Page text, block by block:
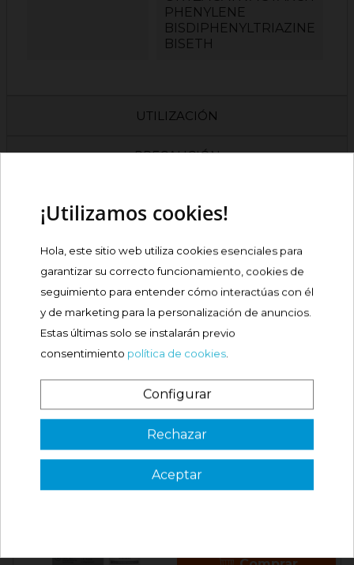
PHENYLENE
BISDIPHENYLTRIAZINE
BISETH
UTILIZACIÓN
PRECAUCIÓN
PRODUCTOS RELACIONADOS
BELLA AURORA
SÉRUM...
26,55 €
Comprar
¡Nuevo!
BELLA AURORA
¿Es tu primera vez? ¡SORPRESA!
VER CÓDIGO
3 €
¡Utilizamos cookies!
Hola, este sitio web utiliza cookies esenciales para
garantizar su correcto funcionamiento, cookies de
seguimiento para entender cómo interactúas con él
y de marketing para la personalización de anuncios.
Estas últimas solo se instalarán previo
consentimiento política de cookies
Configurar
Rechazar
Aceptar